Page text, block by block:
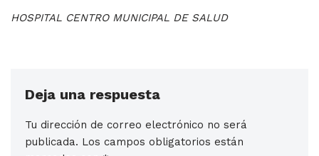
HOSPITAL CENTRO MUNICIPAL DE SALUD
Deja una respuesta
Tu dirección de correo electrónico no será
publicada. Los campos obligatorios están